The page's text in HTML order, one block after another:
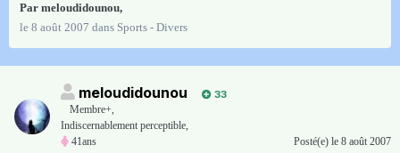
Par meloudidounou,
le 8 août 2007 dans Sports - Divers
meloudidounou
33
Membre+,
Indiscernablement perceptible,
41ans
Posté(e) le 8 août 2007